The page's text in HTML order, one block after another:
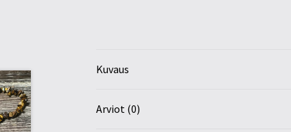
Kuvaus
Arviot (0)